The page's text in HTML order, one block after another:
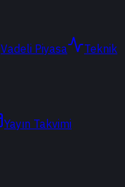
Vadeli Piyasa
Teknik
Yayın Takvimi